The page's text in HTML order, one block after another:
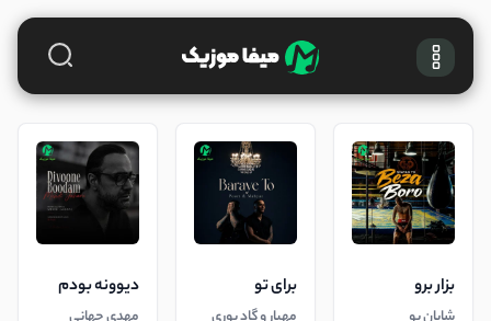
بزار برو برای تو دیوونه بودم